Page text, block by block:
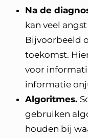
Na de
kan veel
Bijvoorbeeld
toekomst.
voor
informatie
Algoritmes.
gebruiken
houden bij